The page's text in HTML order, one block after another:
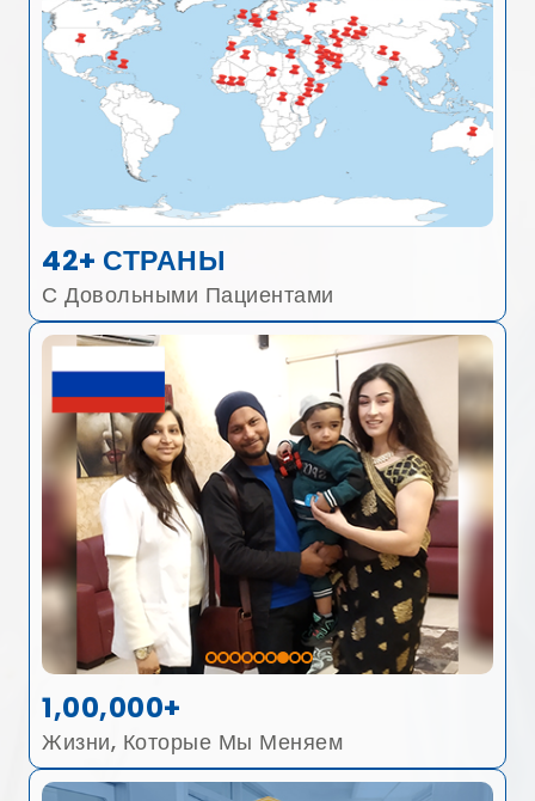
42+ СТРАНЫ
С Довольными Пациентами
1,00,000+
Жизни, Которые Мы Меняем